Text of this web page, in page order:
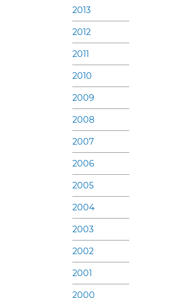
2013
2012
2011
2010
2009
2008
2007
2006
2005
2004
2003
2002
2001
2000